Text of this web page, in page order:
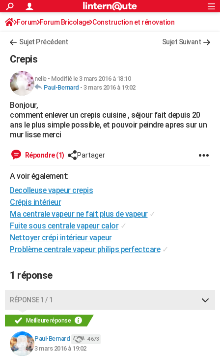
ACTUALITÉS
Politique
Société
Faits Divers
Education
Monde
Villes
+
FINANCE
Retraite
Impôts
Epargne
Immobilier
Risques naturels par ville
Banque
Assurance
Crédit
AUTO
Essais
Réserver un essai
Citadines
Berlines
SUV
Forum auto
+HIGH-TECH
Mobiles
Meilleur smartphone
Internet
Ordinateurs
Jeux vidéo
Guide high-tech
+BRICOLAGE
Forum
Aménagement intérieur
Extérieur
Cuisine
Salle de bains
Jardinage
Rangement
WEEK-END
LIFESTYLE
Art de vivre
Bien-être
Loisirs
Mode
Modes de vie
SANTE
Alimentation
Guide de la santé
Maladies
Médicaments
Sommeil
VOYAGE
Destinations
City break
Voyage nature
Voyage de noces
Forum
Climat
+PHOTO
GUIDES D'ACHAT
BONS PLANS
Dictionnaire
Biographies
Citations
Expressions
Proverbes
PROGRAMME TV
COPAINS D'AVANT
Rechercher
S'inscrire
Connexion
Forum Forum Bricolage Construction et rénovation
Peinture, Vernis, Tapissserie
Sujet Précédent Sujet Suivant
Crepis
nelle- Modifié le 3 mars 2016 à 18:10
Paul-Bernard - 3 mars 2016 à 19:02
Bonjour,
comment enlever un crepis cuisine , séjour fait depuis 20
ans le plus simple possible, et pouvoir peindre apres sur un
mur lisse merci
Répondre (1) Partager
A voir également:
Decolleuse vapeur crepis
Crépis intérieur
Ma centrale vapeur ne fait plus de vapeur ✓
Fuite sous centrale vapeur calor ✓
Nettoyer crépi intérieur vapeur
Problème centrale vapeur philips perfectcare ✓
1 réponse
RÉPONSE 1 / 1
Meilleure réponse
Paul-Bernard 4 673
3 mars 2016 à 19:02